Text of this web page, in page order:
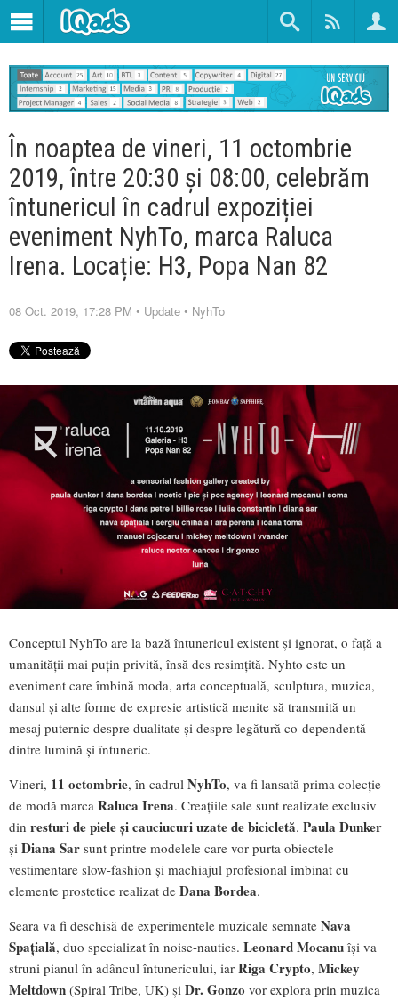
În noaptea de vineri, 11 octombrie
2019, între 20:30 și 08:00, celebrăm
întunericul în cadrul expoziției
eveniment NyhTo, marca Raluca
Irena. Locație: H3, Popa Nan 82
08 Oct. 2019, 17:28 PM • Update • NyhTo
Conceptul NyhTo are la bază întunericul existent și ignorat, o față a
umanității mai puțin privită, însă des resimțită. Nyhto este un
eveniment care îmbină moda, arta conceptuală, sculptura, muzica,
dansul și alte forme de expresie artistică menite să transmită un
mesaj puternic despre dualitate și despre legătură co-dependentă
dintre lumină și întuneric.
Vineri, 11 octombrie, în cadrul NyhTo, va fi lansată prima colecție
de modă marca Raluca Irena. Creațiile sale sunt realizate exclusiv
din resturi de piele și cauciucuri uzate de bicicletă. Paula Dunker
și Diana Sar sunt printre modelele care vor purta obiectele
vestimentare slow-fashion și machiajul profesional îmbinat cu
elemente prostetice realizat de Dana Bordea.
Seara va fi deschisă de experimentele muzicale semnate Nava
Spațială, duo specializat în noise-nautics. Leonard Mocanu își va
struni pianul în adâncul întunericului, iar Riga Crypto, Mickey
Meltdown (Spiral Tribe, UK) și Dr. Gonzo vor explora prin muzica